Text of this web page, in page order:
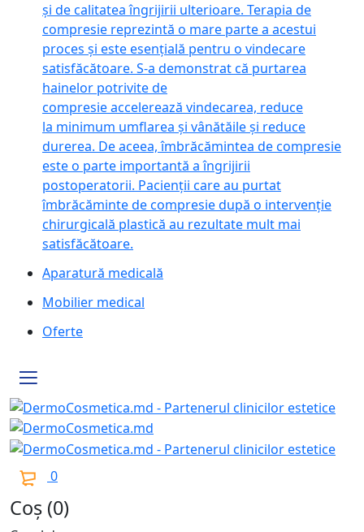
și de calitatea îngrijirii ulterioare. Terapia de
compresie reprezintă o mare parte a acestui
proces și este esențială pentru o vindecare
satisfăcătoare. S-a demonstrat că purtarea
hainelor potrivite de
compresie accelerează vindecarea, reduce
la minimum umflarea și vânătăile și reduce
durerea. De aceea, îmbrăcămintea de compresie
este o parte importantă a îngrijirii
postoperatorii. Pacienții care au purtat
îmbrăcăminte de compresie după o intervenție
chirurgicală plastică au rezultate mult mai
satisfăcătoare.
Aparatură medicală
Mobilier medical
Oferte
0
Coș (0)